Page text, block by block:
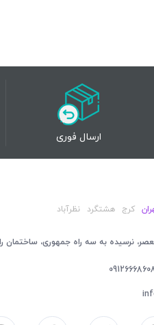
ارسال فوری
کرج هشتگرد نظرآباد
نرسیده به سه راه جمهوری، ساختمان